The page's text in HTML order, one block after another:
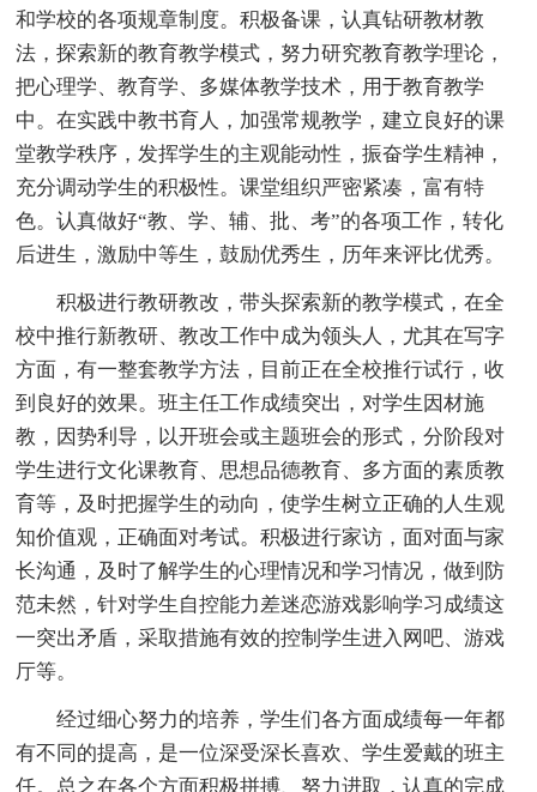
和学校的各项规章制度。积极备课，认真钻研教材教
法，探索新的教育教学模式，努力研究教育教学理论，
把心理学、教育学、多媒体教学技术，用于教育教学
中。在实践中教书育人，加强常规教学，建立良好的课
堂教学秩序，发挥学生的主观能动性，振奋学生精神，
充分调动学生的积极性。课堂组织严密紧凑，富有特
色。认真做好“教、学、辅、批、考”的各项工作，转化
后进生，激励中等生，鼓励优秀生，历年来评比优秀。
积极进行教研教改，带头探索新的教学模式，在全
校中推行新教研、教改工作中成为领头人，尤其在写字
方面，有一整套教学方法，目前正在全校推行试行，收
到良好的效果。班主任工作成绩突出，对学生因材施
教，因势利导，以开班会或主题班会的形式，分阶段对
学生进行文化课教育、思想品德教育、多方面的素质教
育等，及时把握学生的动向，使学生树立正确的人生观
知价值观，正确面对考试。积极进行家访，面对面与家
长沟通，及时了解学生的心理情况和学习情况，做到防
范未然，针对学生自控能力差迷恋游戏影响学习成绩这
一突出矛盾，采取措施有效的控制学生进入网吧、游戏
厅等。
经过细心努力的培养，学生们各方面成绩每一年都
有不同的提高，是一位深受深长喜欢、学生爱戴的班主
任。总之在各个方面积极拼搏、努力进取，认真的完成